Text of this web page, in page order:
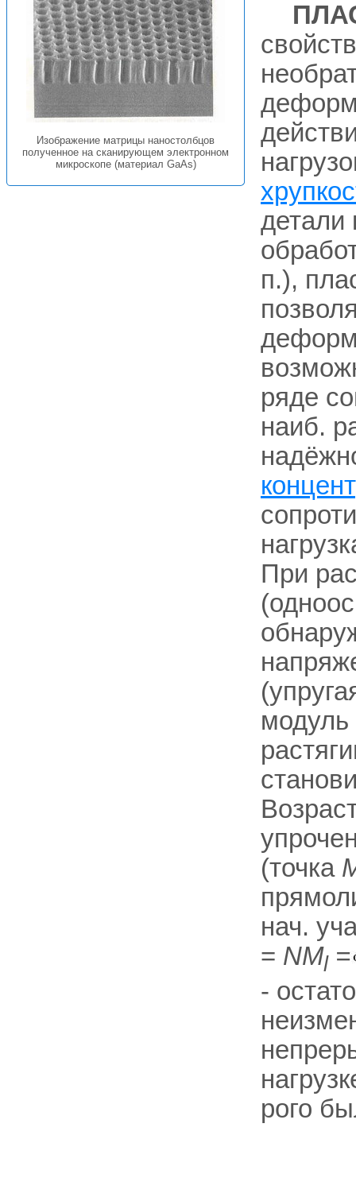
Изображение матрицы наностолбцов
полученное на сканирующем электронном
микроскопе (материал GaAs)
детали
п.),
ряде
наиб.
При
(точка
нач.
= NMl=
-
рого